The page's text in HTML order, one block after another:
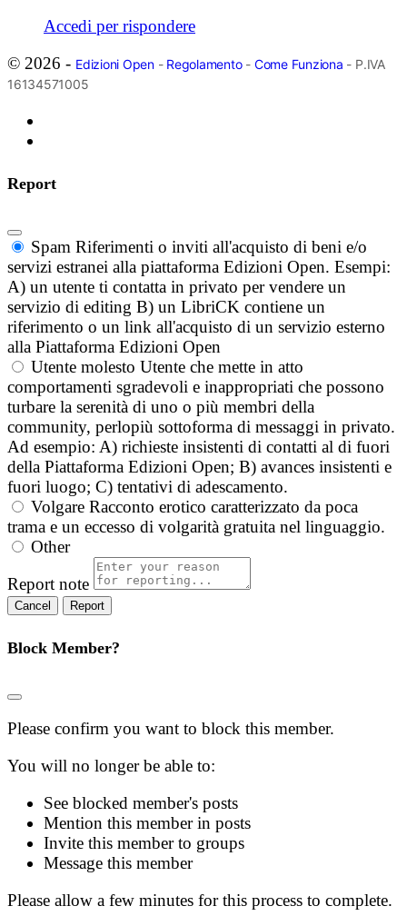
Accedi per rispondere
© 2026 - Edizioni Open- Regolamento- Come Funziona - P.IVA
16134571005
Report
Spam Riferimenti o inviti all'acquisto di beni e/o
servizi estranei alla piattaforma Edizioni Open. Esempi:
A) un utente ti contatta in privato per vendere un
servizio di editing B) un LibriCK contiene un
riferimento o un link all'acquisto di un servizio esterno
alla Piattaforma Edizioni Open
Utente molesto Utente che mette in atto
comportamenti sgradevoli e inappropriati che possono
turbare la serenità di uno o più membri della
community, perlopiù sottoforma di messaggi in privato.
Ad esempio: A) richieste insistenti di contatti al di fuori
della Piattaforma Edizioni Open; B) avances insistenti e
fuori luogo; C) tentativi di adescamento.
Volgare Racconto erotico caratterizzato da poca
trama e un eccesso di volgarità gratuita nel linguaggio.
Other
Report note
Report
Block Member?
Please confirm you want to block this member.
You will no longer be able to:
See blocked member's posts
Mention this member in posts
Invite this member to groups
Message this member
Please allow a few minutes for this process to complete.